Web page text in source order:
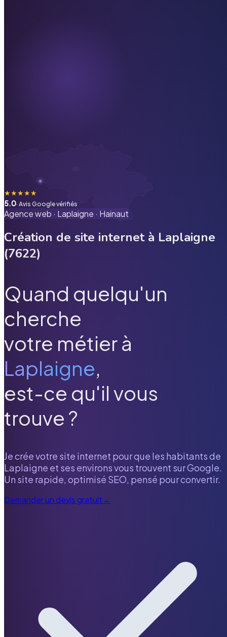
★★★★★
5.0· Avis Google vérifiés
Agence web · Laplaigne · Hainaut
Création de site internet à Laplaigne
(7622)
Quand quelqu'un
cherche
votre métier à
Laplaigne,
est-ce qu'il vous
trouve ?
Je crée votre site internet pour que les habitants de
Laplaigne et ses environs vous trouvent sur Google.
Un site rapide, optimisé SEO, pensé pour convertir.
Demander un devis gratuit→